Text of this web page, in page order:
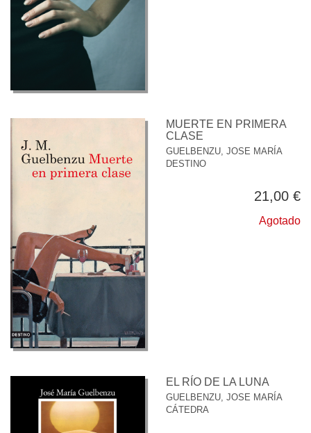
MUERTE EN PRIMERA
CLASE
GUELBENZU, JOSE MARÍA
DESTINO
21,00 €
Agotado
EL RÍO DE LA LUNA
GUELBENZU, JOSE MARÍA
CÁTEDRA